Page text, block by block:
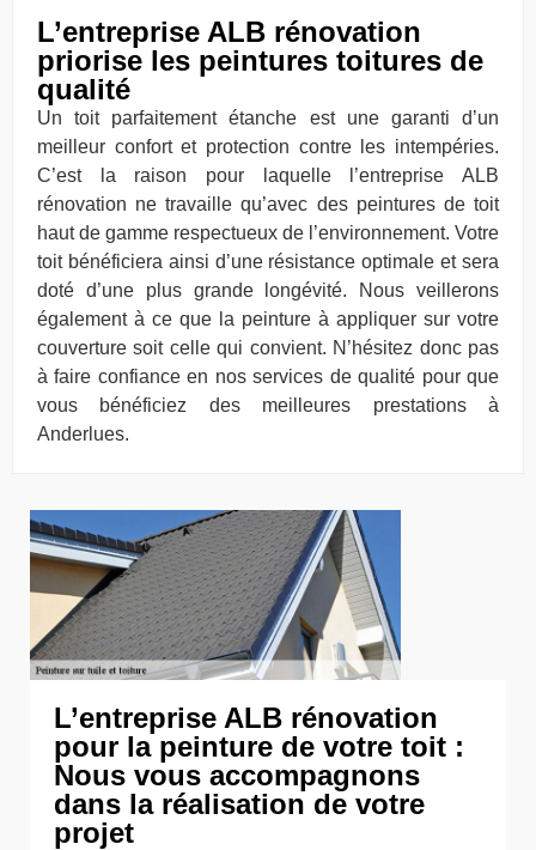
L’entreprise ALB rénovation
priorise les peintures toitures de
qualité
Un toit parfaitement étanche est une garanti d’un
meilleur confort et protection contre les intempéries.
C’est la raison pour laquelle l’entreprise ALB
rénovation ne travaille qu’avec des peintures de toit
haut de gamme respectueux de l’environnement. Votre
toit bénéficiera ainsi d’une résistance optimale et sera
doté d’une plus grande longévité. Nous veillerons
également à ce que la peinture à appliquer sur votre
couverture soit celle qui convient. N’hésitez donc pas
à faire confiance en nos services de qualité pour que
vous bénéficiez des meilleures prestations à
Anderlues.
L’entreprise ALB rénovation
pour la peinture de votre toit :
Nous vous accompagnons
dans la réalisation de votre
projet